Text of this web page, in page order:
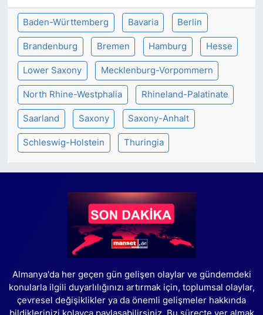
Baden-Württemberg Bavaria Berlin
Brandenburg Bremen Hamburg Hesse
Lower Saxony Mecklenburg-Vorpommern
North Rhine-Westphalia Rhineland-Palatinate
Saarland Saxony Saxony-Anhalt
Schleswig-Holstein Thuringia
Almanya'da her geçen gün gelişen olaylar ve gündemdeki
konularla ilgili duyarlılığınızı artırmak için, toplumsal olaylar,
çevresel değişiklikler ya da önemli gelişmeler hakkında